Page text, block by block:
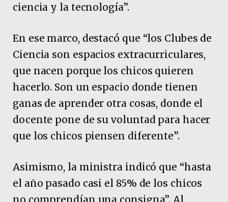
ciencia y la tecnología”.
En ese marco, destacó que “los Clubes de
Ciencia son espacios extracurriculares,
que nacen porque los chicos quieren
hacerlo. Son un espacio donde tienen
ganas de aprender otra cosas, donde el
docente pone de su voluntad para hacer
que los chicos piensen diferente”.
Asimismo, la ministra indicó que “hasta
el año pasado casi el 85% de los chicos